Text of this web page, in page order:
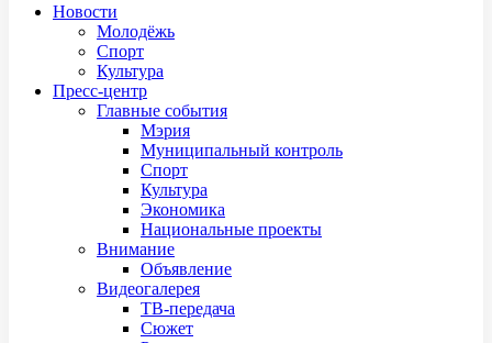
Новости
Молодёжь
Спорт
Культура
Пресс-центр
Главные события
Мэрия
Муниципальный контроль
Спорт
Культура
Экономика
Национальные проекты
Внимание
Объявление
Видеогалерея
ТВ-передача
Сюжет